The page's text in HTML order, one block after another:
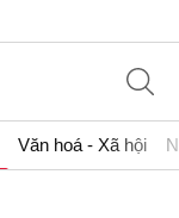
Văn hoá - Xã hội